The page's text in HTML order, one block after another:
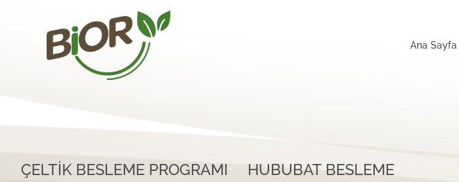
Ana Sayfa
ÇELTİK BESLEME PROGRAMI
HUBUBAT BESLEME